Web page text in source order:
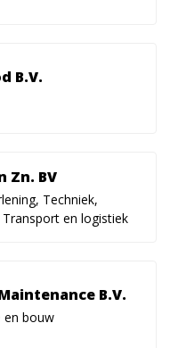
B.V.
Zn. BV
Techniek,
en logistiek
B.V.
en bouw